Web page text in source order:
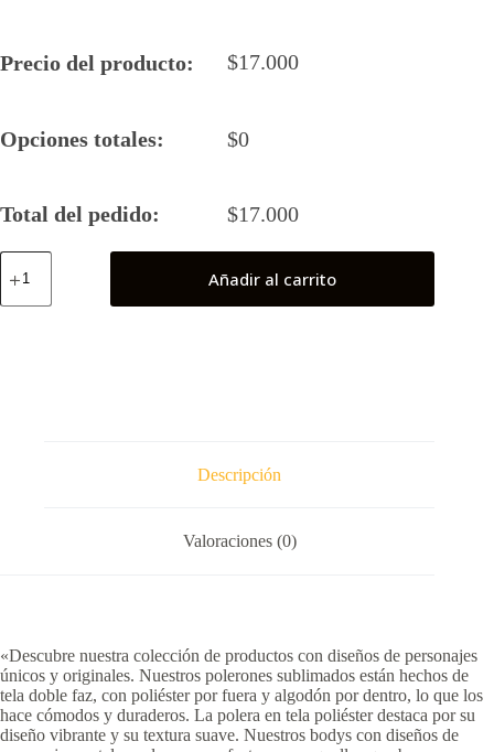
Precio del producto: $17.000
Opciones totales: $0
Total del pedido: $17.000
Alucard
"Hellsing"
Añadir al carrito
Descripción
Valoraciones (0)
«Descubre nuestra colección de productos con diseños de personajes
únicos y originales. Nuestros polerones sublimados están hechos de
tela doble faz, con poliéster por fuera y algodón por dentro, lo que los
hace cómodos y duraderos. La polera en tela poliéster destaca por su
diseño vibrante y su textura suave. Nuestros bodys con diseños de